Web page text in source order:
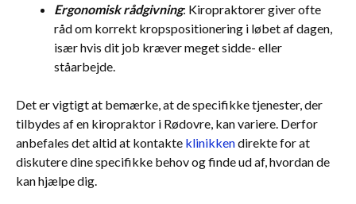
Ergonomisk rådgivning: Kiropraktorer giver ofte
råd om korrekt kropspositionering i løbet af dagen,
især hvis dit job kræver meget sidde- eller
ståarbejde.
Det er vigtigt at bemærke, at de specifikke tjenester, der
tilbydes af en kiropraktor i Rødovre, kan variere. Derfor
anbefales det altid at kontakte klinikkendirekte for at
diskutere dine specifikke behov og finde ud af, hvordan de
kan hjælpe dig.